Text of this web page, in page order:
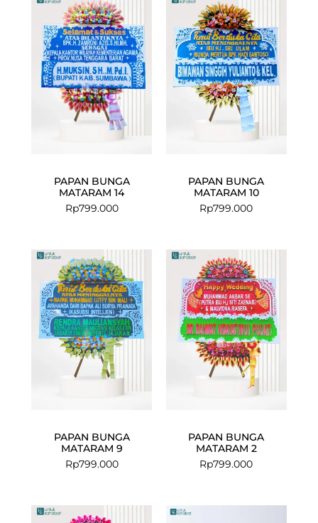
PAPAN BUNGA
MATARAM 14
Rp799.000
PAPAN BUNGA
MATARAM 10
Rp799.000
PAPAN BUNGA
MATARAM 9
Rp799.000
PAPAN BUNGA
MATARAM 2
Rp799.000